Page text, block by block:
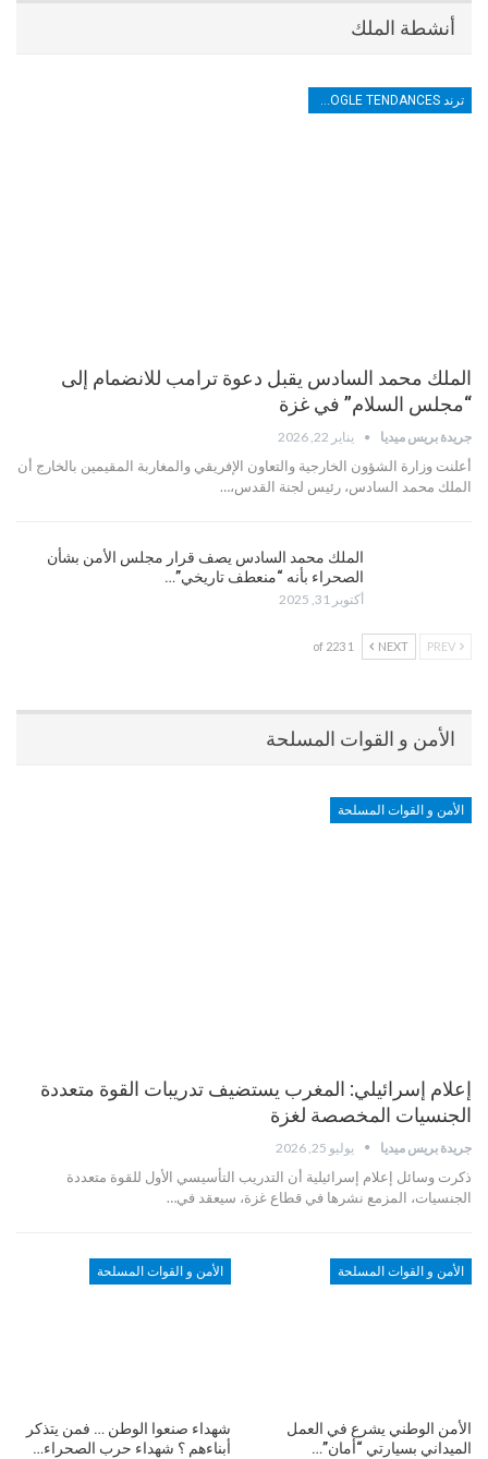
أنشطة الملك
الملك محمد السادس يقبل دعوة ترامب للانضمام إلى
“مجلس السلام” في غزة
جريدة بريس ميديا يناير 22, 2026
أعلنت وزارة الشؤون الخارجية والتعاون الإفريقي والمغاربة المقيمين بالخارج أن
الملك محمد السادس، رئيس لجنة القدس،…
الملك محمد السادس يصف قرار مجلس الأمن بشأن
الصحراء بأنه “منعطف تاريخي”…
أكتوبر 31, 2025
NEXT
1 of 223
الأمن و القوات المسلحة
الأمن و القوات المسلحة
إعلام إسرائيلي: المغرب يستضيف تدريبات القوة متعددة
الجنسيات المخصصة لغزة
جريدة بريس ميديا يوليو 25, 2026
ذكرت وسائل إعلام إسرائيلية أن التدريب التأسيسي الأول للقوة متعددة
الجنسيات، المزمع نشرها في قطاع غزة، سيعقد في…
الأمن و القوات المسلحة
الأمن الوطني يشرع في العمل
الميداني بسيارتي “أمان”…
الأمن و القوات المسلحة
شهداء صنعوا الوطن … فمن يتذكر
أبناءهم ؟ شهداء حرب الصحراء…